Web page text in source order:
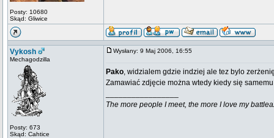
Posty: 10680
Skąd: Gliwice
Vykosh
Mechagodzilla
Posty: 673
Skąd: Cahtice
Wysłany: 9 Maj 2006, 16:55
Pako, widzialem gdzie indziej ale tez bylo
Zamawiać zdjęcie można wtedy kiedy się
The more people I meet, the more I love my